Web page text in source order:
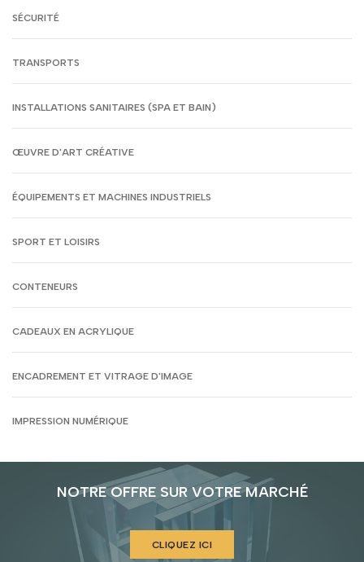
SÉCURITÉ
TRANSPORTS
INSTALLATIONS SANITAIRES (SPA ET BAIN)
ŒUVRE D'ART CRÉATIVE
ÉQUIPEMENTS ET MACHINES INDUSTRIELS
SPORT ET LOISIRS
CONTENEURS
CADEAUX EN ACRYLIQUE
ENCADREMENT ET VITRAGE D'IMAGE
IMPRESSION NUMÉRIQUE
NOTRE OFFRE SUR VOTRE MARCHÉ
CLIQUEZ ICI